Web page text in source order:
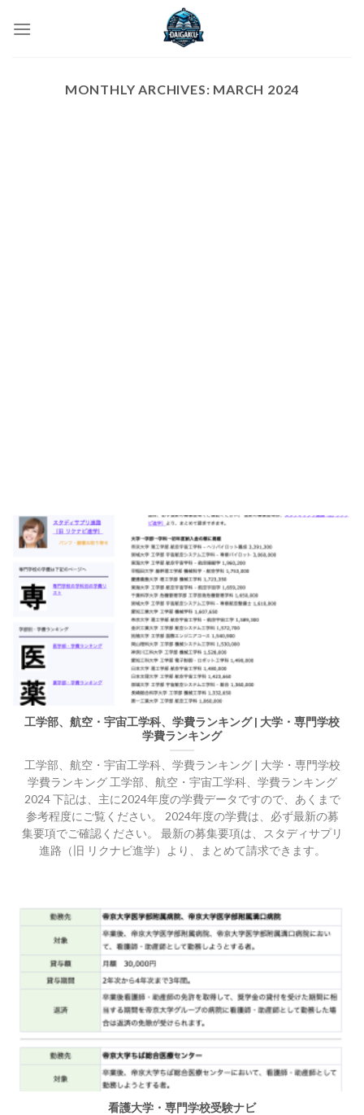
MONTHLY ARCHIVES: MARCH 2024
工学部、航空・宇宙工学科、学費ランキング | 大学・専門学校
学費ランキング
工学部、航空・宇宙工学科、学費ランキング | 大学・専門学校
学費ランキング 工学部、航空・宇宙工学科、学費ランキング
2024 下記は、主に2024年度の学費データですので、あくまで
参考程度にご覧ください。 2024年度の学費は、必ず最新の募
集要項でご確認ください。 最新の募集要項は、スタディサプリ
進路（旧 リクナビ進学）より、まとめて請求できます。
看護大学・専門学校受験ナビ